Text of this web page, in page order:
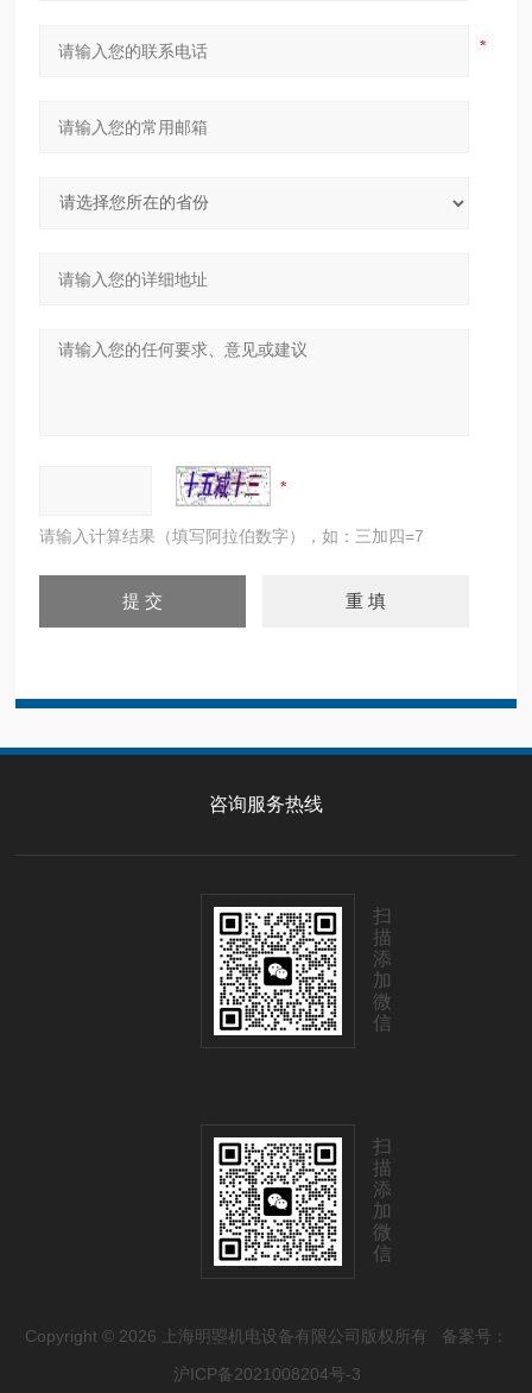
请输入计算结果（填写阿拉伯数字），如：三加四=7
咨询服务热线
扫
描
添
加
微
信
扫
描
添
加
微
信
Copyright © 2026 上海明曌机电设备有限公司版权所有 备案号：
沪ICP备2021008204号-3